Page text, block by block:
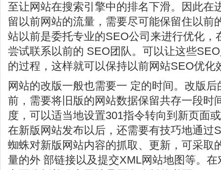
至让网站在搜索引擎中的排名下滑。因此在
留以前网站的流量，需要尽可能保留住以前
站以前是委托专业的SEO公司来进行优化，
尝试联系以前的 SEO团队。可以让这些
的过程，这样就可以保持以前网站SEO优化
网站的改版一般也需要一 定的时间。改版
前，需要将旧版的网站数据保留共存一段时
度，可以适当地设置301指令转向到新页面
在新版网站发布以后，还需要有技巧地通过
蜘蛛对新版网站内容的抓取、更新，可采取
量的外 部链接以及提交XML网站地图等。